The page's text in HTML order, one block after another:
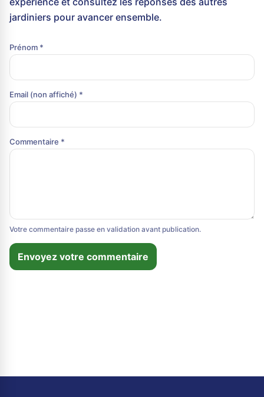
jardiniers pour avancer ensemble.
Prénom *
Email (non affiché) *
Commentaire *
Votre commentaire passe en validation avant publication.
Envoyez votre commentaire